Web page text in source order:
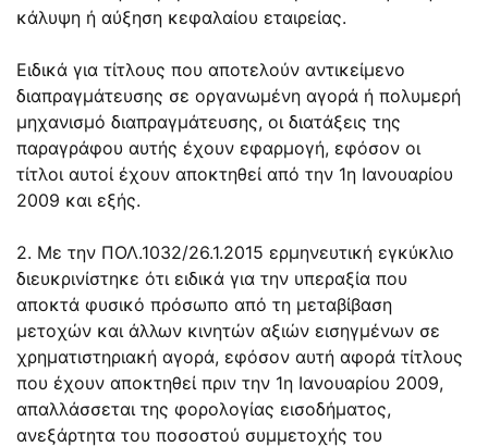
κάλυψη ή αύξηση κεφαλαίου εταιρείας.
Ειδικά για τίτλους που αποτελούν αντικείμενο
διαπραγμάτευσης σε οργανωμένη αγορά ή πολυμερή
μηχανισμό διαπραγμάτευσης, οι διατάξεις της
παραγράφου αυτής έχουν εφαρμογή, εφόσον οι
τίτλοι αυτοί έχουν αποκτηθεί από την 1η Ιανουαρίου
2009 και εξής.
2. Με την ΠΟΛ.1032/26.1.2015 ερμηνευτική εγκύκλιο
διευκρινίστηκε ότι ειδικά για την υπεραξία που
αποκτά φυσικό πρόσωπο από τη μεταβίβαση
μετοχών και άλλων κινητών αξιών εισηγμένων σε
χρηματιστηριακή αγορά, εφόσον αυτή αφορά τίτλους
που έχουν αποκτηθεί πριν την 1η Ιανουαρίου 2009,
απαλλάσσεται της φορολογίας εισοδήματος,
ανεξάρτητα του ποσοστού συμμετοχής του